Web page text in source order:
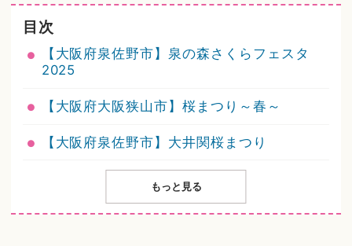
目次
【大阪府泉佐野市】泉の森さくらフェスタ
2025
【大阪府大阪狭山市】桜まつり～春～
【大阪府泉佐野市】大井関桜まつり
もっと見る